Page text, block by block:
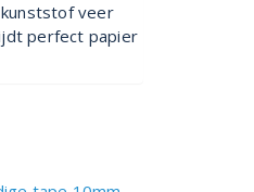
veer
perfect papier